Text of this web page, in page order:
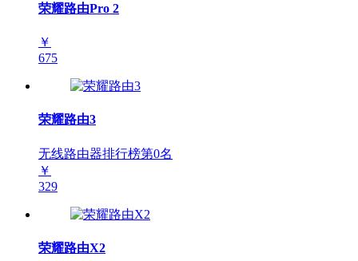
荣耀路由Pro 2
￥
675
荣耀路由3
无线路由器排行榜第0名
￥
329
荣耀路由X2